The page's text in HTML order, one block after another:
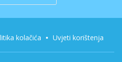
kolačića Uvjeti korištenja